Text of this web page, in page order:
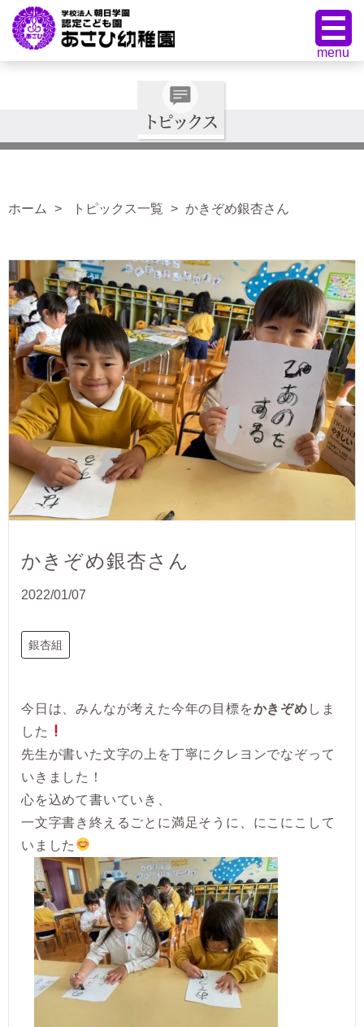
ホーム トピックス一覧 かきぞめ銀杏さん
かきぞめ銀杏さん
2022/01/07
銀杏組
今日は、みんなが考えた今年の目標をかきぞめ しま
した
先生が書いた文字の上を丁寧にクレヨンでなぞって
いきました！
心を込めて書いていき、
一文字書き終えるごとに満足そうに、にこにこして
いました